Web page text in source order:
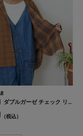
【秋新作】ダブルガーゼ チェック リバーシブル レギュラーシャツ
（税込）